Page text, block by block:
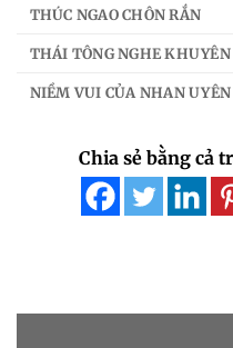
THÚC NGAO CHÔN RẮN
THÁI TÔNG NGHE KHUYÊN
NIỀM VUI CỦA NHAN UYÊN
Chia sẻ bằng cả